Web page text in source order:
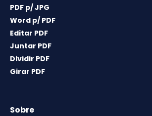
PDF p/ JPG
Word p/ PDF
Editar PDF
Juntar PDF
Dividir PDF
Girar PDF
Sobre